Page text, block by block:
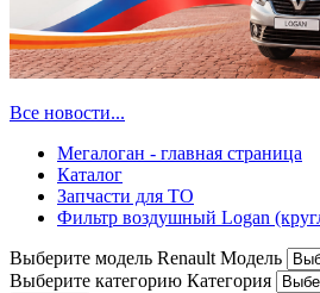
Все новости...
Мегалоган - главная страница
Каталог
Запчасти для ТО
Фильтр воздушный Logan
Выберите модель Renault Модель
Выберите категорию Категория